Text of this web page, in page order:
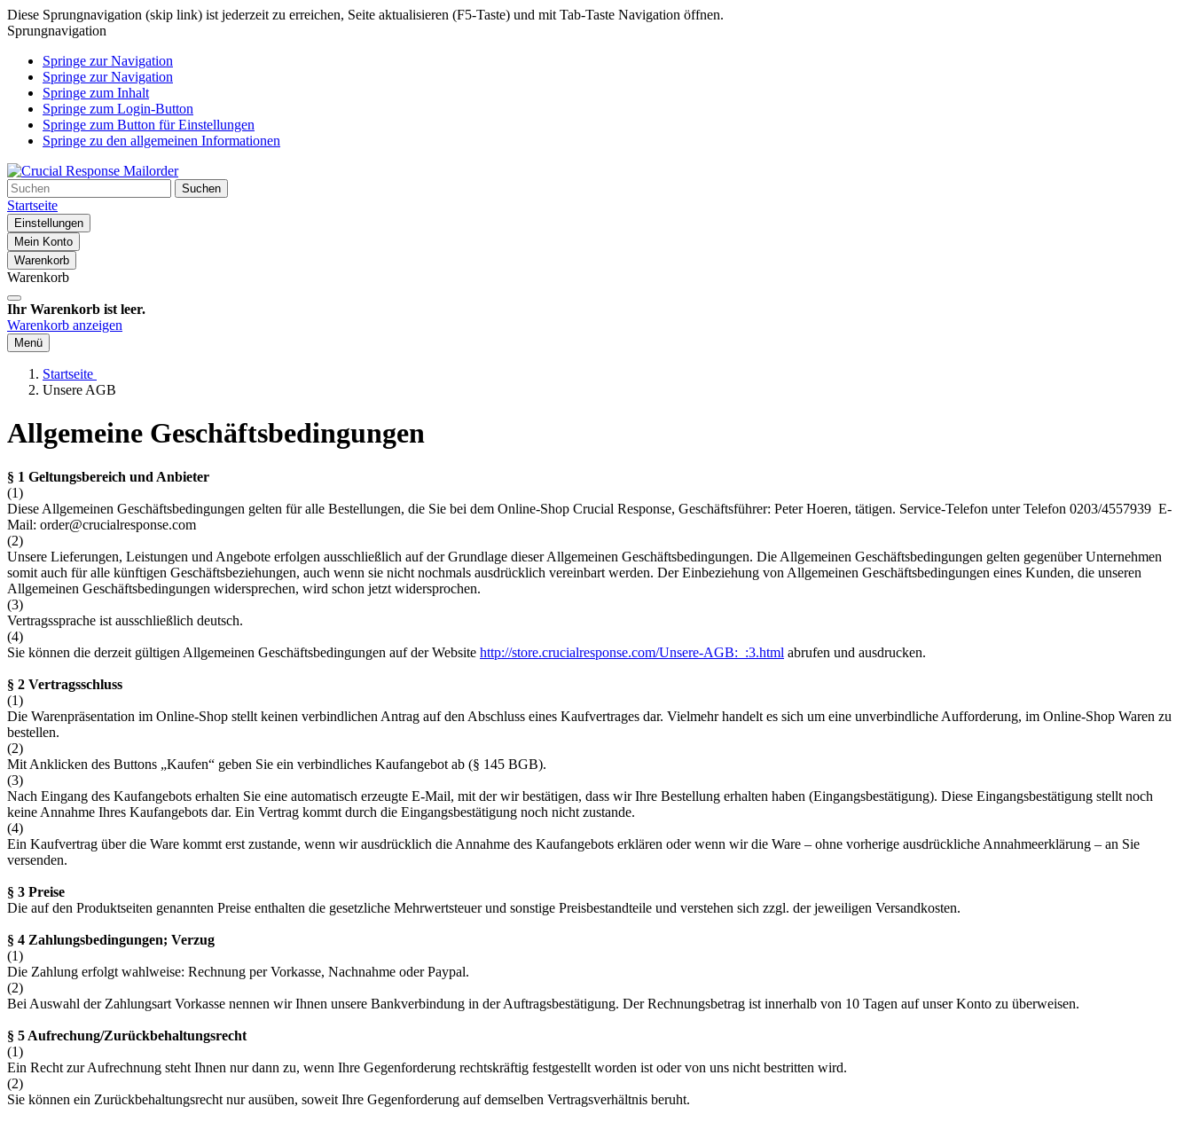
Diese Sprungnavigation (skip link) ist jederzeit zu erreichen, Seite aktualisieren (F5-Taste) und mit Tab-Taste Navigation öffnen.
Sprungnavigation
Springe zur Navigation
Springe zur Navigation
Springe zum Inhalt
Springe zum Login-Button
Springe zum Button für Einstellungen
Springe zu den allgemeinen Informationen
Suchen
Startseite
Einstellungen
Mein Konto
Warenkorb
Warenkorb
Ihr Warenkorb ist leer.
Warenkorb anzeigen
Menü
Startseite
Unsere AGB
Allgemeine Geschäftsbedingungen
§ 1 Geltungsbereich und Anbieter
(1)
Diese Allgemeinen Geschäftsbedingungen gelten für alle Bestellungen, die Sie bei dem Online-Shop Crucial Response, Geschäftsführer: Peter Hoeren, tätigen. Service-Telefon unter Telefon 0203/4557939 E-
Mail: order@crucialresponse.com
(2)
Unsere Lieferungen, Leistungen und Angebote erfolgen ausschließlich auf der Grundlage dieser Allgemeinen Geschäftsbedingungen. Die Allgemeinen Geschäftsbedingungen gelten gegenüber Unternehmen
somit auch für alle künftigen Geschäftsbeziehungen, auch wenn sie nicht nochmals ausdrücklich vereinbart werden. Der Einbeziehung von Allgemeinen Geschäftsbedingungen eines Kunden, die unseren
Allgemeinen Geschäftsbedingungen widersprechen, wird schon jetzt widersprochen.
(3)
Vertragssprache ist ausschließlich deutsch.
(4)
Sie können die derzeit gültigen Allgemeinen Geschäftsbedingungen auf der Website http://store.crucialresponse.com/Unsere-AGB:_:3.html abrufen und ausdrucken.
§ 2 Vertragsschluss
(1)
Die Warenpräsentation im Online-Shop stellt keinen verbindlichen Antrag auf den Abschluss eines Kaufvertrages dar. Vielmehr handelt es sich um eine unverbindliche Aufforderung, im Online-Shop Waren zu
bestellen.
(2)
Mit Anklicken des Buttons „Kaufen“ geben Sie ein verbindliches Kaufangebot ab (§ 145 BGB).
(3)
Nach Eingang des Kaufangebots erhalten Sie eine automatisch erzeugte E-Mail, mit der wir bestätigen, dass wir Ihre Bestellung erhalten haben (Eingangsbestätigung). Diese Eingangsbestätigung stellt noch
keine Annahme Ihres Kaufangebots dar. Ein Vertrag kommt durch die Eingangsbestätigung noch nicht zustande.
(4)
Ein Kaufvertrag über die Ware kommt erst zustande, wenn wir ausdrücklich die Annahme des Kaufangebots erklären oder wenn wir die Ware – ohne vorherige ausdrückliche Annahmeerklärung – an Sie
versenden.
§ 3 Preise
Die auf den Produktseiten genannten Preise enthalten die gesetzliche Mehrwertsteuer und sonstige Preisbestandteile und verstehen sich zzgl. der jeweiligen Versandkosten.
§ 4 Zahlungsbedingungen; Verzug
(1)
Die Zahlung erfolgt wahlweise: Rechnung per Vorkasse, Nachnahme oder Paypal.
(2)
Bei Auswahl der Zahlungsart Vorkasse nennen wir Ihnen unsere Bankverbindung in der Auftragsbestätigung. Der Rechnungsbetrag ist innerhalb von 10 Tagen auf unser Konto zu überweisen.
§ 5 Aufrechung/Zurückbehaltungsrecht
(1)
Ein Recht zur Aufrechnung steht Ihnen nur dann zu, wenn Ihre Gegenforderung rechtskräftig festgestellt worden ist oder von uns nicht bestritten wird.
(2)
Sie können ein Zurückbehaltungsrecht nur ausüben, soweit Ihre Gegenforderung auf demselben Vertragsverhältnis beruht.